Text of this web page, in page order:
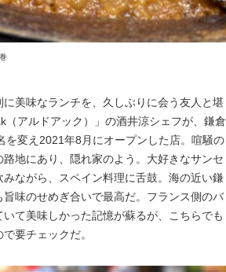
美味なランチを、久しぶりに会う友人と堪
アルドアック）」の酒井涼シェフが、鎌倉
を変え2021年8月にオープンした店。喧騒の
地にあり、隠れ家のよう。大好きなサンセ
ながら、スペイン料理に舌鼓。海の近い鎌
味のせめぎ合いで最高だ。フランス側のバ
て美味しかった記憶が蘇るが、こちらでも
要チェックだ。